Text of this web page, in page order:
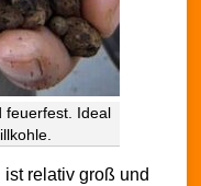
feuerfest. Ideal
relativ groß und